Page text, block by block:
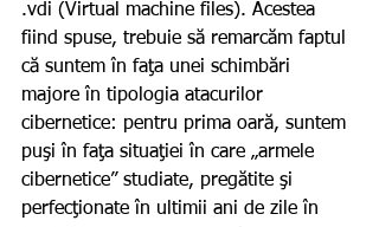
.vdi (Virtual machine files). Acestea
fiind spuse, trebuie să remarcăm faptul
că suntem în faţa unei schimbări
majore în tipologia atacurilor
cibernetice: pentru prima oară, suntem
puşi în faţa situaţiei în care „armele
cibernetice” studiate, pregătite şi
perfecţionate în ultimii ani de zile în